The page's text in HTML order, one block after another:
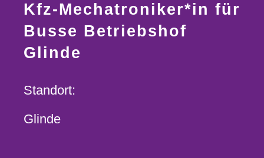
Kfz-Mechatroniker*in für
Busse Betriebshof
Glinde
Standort:
Glinde